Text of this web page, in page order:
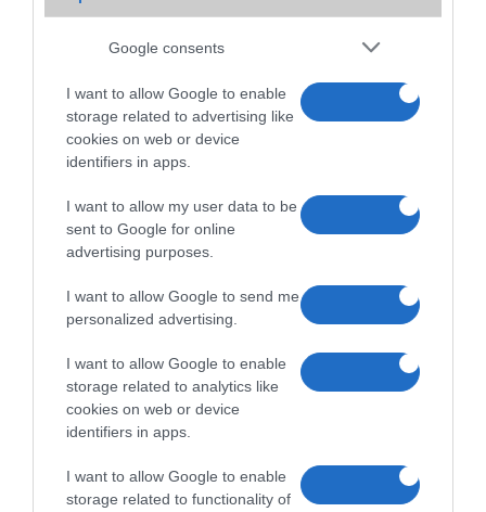
Google consents
I want to allow Google to enable
storage related to advertising like
cookies on web or device
identifiers in apps.
I want to allow my user data to be
sent to Google for online
advertising purposes.
I want to allow Google to send me
personalized advertising.
I want to allow Google to enable
storage related to analytics like
cookies on web or device
identifiers in apps.
I want to allow Google to enable
storage related to functionality of
akármilyen készülékrõl. A Nokia 500 névre hallgató Symbian alapokon
nyugvó vasról van szó, amely processzor órajele a piac fejlõdésének
irányához igazodva 1 GHz-es órajelen ketyeg majd.
Elfogyott minden Windows 10 mobil
A Microsoft végre minden Windows 10 Mobile rendszerű
okostelefonját eladta, ezennel akár hivatalosan is halottá